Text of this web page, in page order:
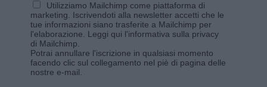
Utilizziamo Mailchimp come piattaforma di
marketing. Iscrivendoti alla newsletter accetti che le
tue informazioni siano trasferite a Mailchimp per
l'elaborazione. Leggi qui l'informativa sulla privacy
di Mailchimp
Potrai annullare l'iscrizione in qualsiasi momento
facendo clic sul collegamento nel piè di pagina delle
nostre e-mail.